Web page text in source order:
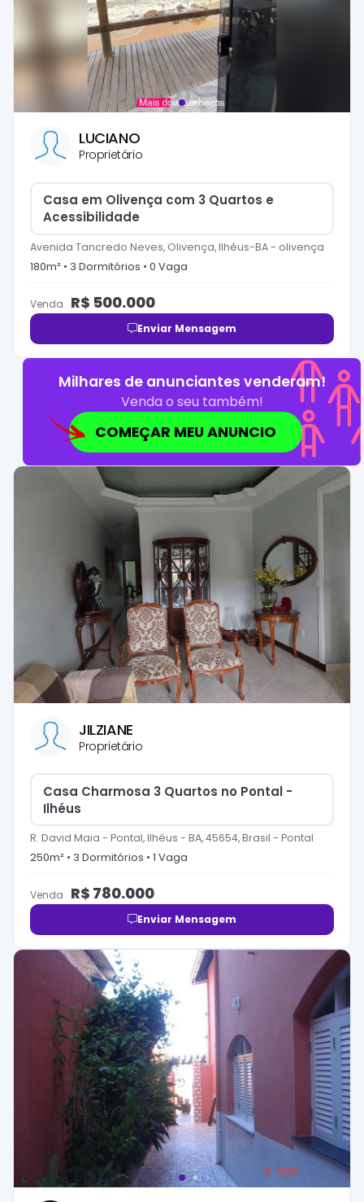
LUCIANO
Proprietário
Casa em Olivença com 3 Quartos e
Acessibilidade
Avenida Tancredo Neves, Olivença, Ilhéus-BA- olivença
180m² • 3 Dormitórios • 0 Vaga
Venda R$ 500.000
Enviar Mensagem
Milhares de anunciantes venderam!
Venda o seu também!
COMEÇAR MEU ANUNCIO
JILZIANE
Proprietário
Casa Charmosa 3 Quartos no Pontal -
Ilhéus
R. David Maia - Pontal, Ilhéus - BA, 45654, Brasil - Pontal
250m² • 3 Dormitórios • 1 Vaga
Venda R$ 780.000
Enviar Mensagem